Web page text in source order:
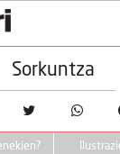
Sorkuntza